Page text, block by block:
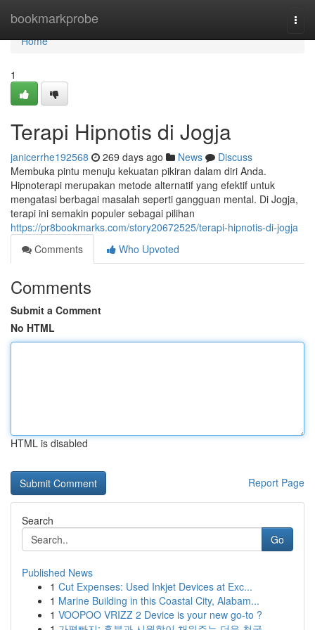
bookmarkprobe
Home
Home
1
Terapi Hipnotis di Jogja
janicerrhe192568 269 days ago News
Discuss
Membuka pintu menuju kekuatan pikiran dalam diri Anda.
Hipnoterapi merupakan metode alternatif yang efektif untuk
mengatasi berbagai masalah seperti gangguan mental. Di Jogja,
terapi ini semakin populer sebagai pilihan
https://pr8bookmarks.com/story20672525/terapi-hipnotis-di-jogja
Comments
Who Upvoted
Comments
Submit a Comment
No HTML
HTML is disabled
Report Page
Search
Go
Published News
1 Cut Expenses: Used Inkjet Devices at Exc...
1 Marine Building in this Coastal City, Alabam...
1 VOOPOO VRIZZ 2 Device is your new go-to ?